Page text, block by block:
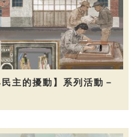
主的擾動】系列活動－